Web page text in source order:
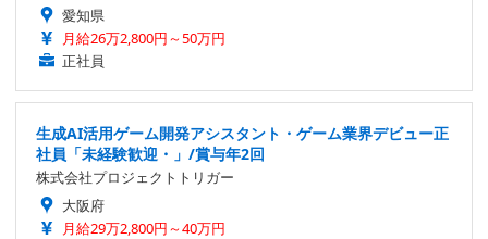
愛知県
月給26万2,800円～50万円
正社員
生成AI活用ゲーム開発アシスタント・ゲーム業界デビュー正
社員「未経験歓迎・」/賞与年2回
株式会社プロジェクトトリガー
大阪府
月給29万2,800円～40万円